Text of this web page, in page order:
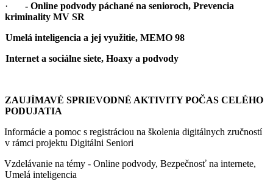
· - Online podvody páchané na senioroch, Prevencia
kriminality MV SR
Umelá inteligencia a jej využitie, MEMO 98
Internet a sociálne siete, Hoaxy a podvody
ZAUJÍMAVÉ SPRIEVODNÉ AKTIVITY POČAS CELÉHO
PODUJATIA
Informácie a pomoc s registráciou na školenia digitálnych zručností
v rámci projektu Digitálni Seniori
Vzdelávanie na témy - Online podvody, Bezpečnosť na internete,
Umelá inteligencia